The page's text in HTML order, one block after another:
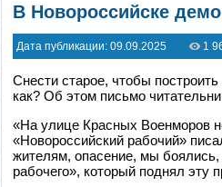
В Новороссийске
Дата публикации: 09.09.2025 1
Снести старое, чтобы
как? Об этом письмо
«На улице Красных Военморов
«Новороссийский рабочий»
жителям, опасение, мы
рабочего», который поднял эту